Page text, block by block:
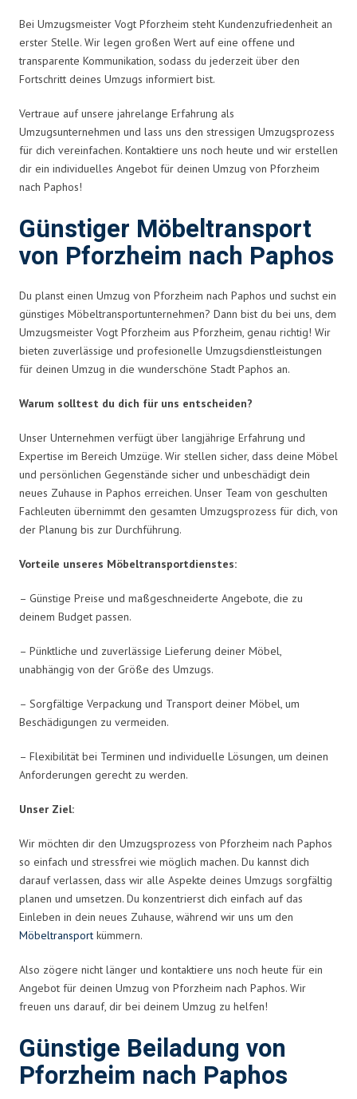
Bei Umzugsmeister Vogt Pforzheim steht Kundenzufriedenheit an
erster Stelle. Wir legen großen Wert auf eine offene und
transparente Kommunikation, sodass du jederzeit über den
Fortschritt deines Umzugs informiert bist.
Vertraue auf unsere jahrelange Erfahrung als
Umzugsunternehmen und lass uns den stressigen Umzugsprozess
für dich vereinfachen. Kontaktiere uns noch heute und wir erstellen
dir ein individuelles Angebot für deinen Umzug von Pforzheim
nach Paphos!
Günstiger Möbeltransport
von Pforzheim nach Paphos
Du planst einen Umzug von Pforzheim nach Paphos und suchst ein
günstiges Möbeltransportunternehmen? Dann bist du bei uns, dem
Umzugsmeister Vogt Pforzheim aus Pforzheim, genau richtig! Wir
bieten zuverlässige und profesionelle Umzugsdienstleistungen
für deinen Umzug in die wunderschöne Stadt Paphos an.
Warum solltest du dich für uns entscheiden?
Unser Unternehmen verfügt über langjährige Erfahrung und
Expertise im Bereich Umzüge. Wir stellen sicher, dass deine Möbel
und persönlichen Gegenstände sicher und unbeschädigt dein
neues Zuhause in Paphos erreichen. Unser Team von geschulten
Fachleuten übernimmt den gesamten Umzugsprozess für dich, von
der Planung bis zur Durchführung.
Vorteile unseres Möbeltransportdienstes:
– Günstige Preise und maßgeschneiderte Angebote, die zu
deinem Budget passen.
– Pünktliche und zuverlässige Lieferung deiner Möbel,
unabhängig von der Größe des Umzugs.
– Sorgfältige Verpackung und Transport deiner Möbel, um
Beschädigungen zu vermeiden.
– Flexibilität bei Terminen und individuelle Lösungen, um deinen
Anforderungen gerecht zu werden.
Unser Ziel:
Wir möchten dir den Umzugsprozess von Pforzheim nach Paphos
so einfach und stressfrei wie möglich machen. Du kannst dich
darauf verlassen, dass wir alle Aspekte deines Umzugs sorgfältig
planen und umsetzen. Du konzentrierst dich einfach auf das
Einleben in dein neues Zuhause, während wir uns um den
Möbeltransport kümmern.
Also zögere nicht länger und kontaktiere uns noch heute für ein
Angebot für deinen Umzug von Pforzheim nach Paphos. Wir
freuen uns darauf, dir bei deinem Umzug zu helfen!
Günstige Beiladung von
Pforzheim nach Paphos